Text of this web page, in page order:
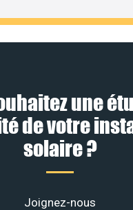
une
de votre
solaire ?
Joignez-nous